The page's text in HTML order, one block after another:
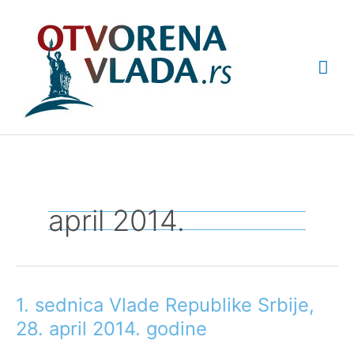
april 2014.
1. sednica Vlade Republike Srbije,
28. april 2014. godine
1.
sednica
Vlade